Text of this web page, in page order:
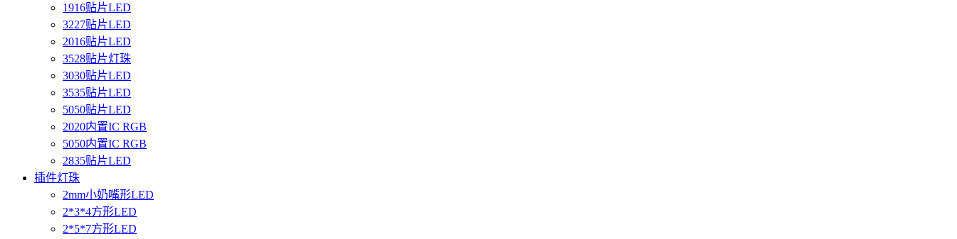
1916贴片LED
3227贴片LED
2016贴片LED
3528贴片灯珠
3030贴片LED
3535贴片LED
5050贴片LED
2020内置IC RGB
5050内置IC RGB
2835贴片LED
插件灯珠
2mm小奶嘴形LED
2*3*4方形LED
2*5*7方形LED